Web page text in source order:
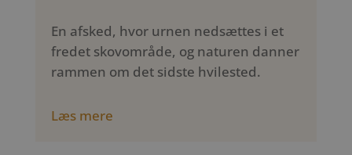
En afsked, hvor urnen nedsættes i et
fredet skovområde, og naturen danner
rammen om det sidste hvilested.
Læs mere